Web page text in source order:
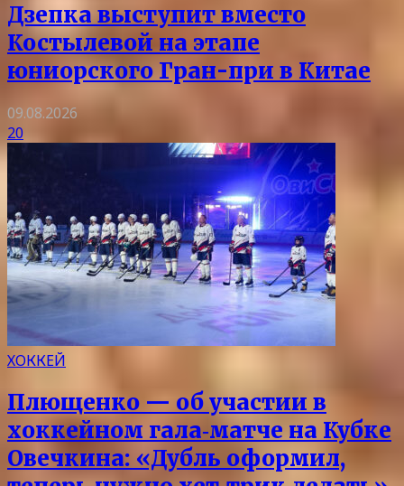
Дзепка выступит вместо
Костылевой на этапе
юниорского Гран-при в Китае
09.08.2026
20
ХОККЕЙ
Плющенко — об участии в
хоккейном гала‑матче на Кубке
Овечкина: «Дубль оформил,